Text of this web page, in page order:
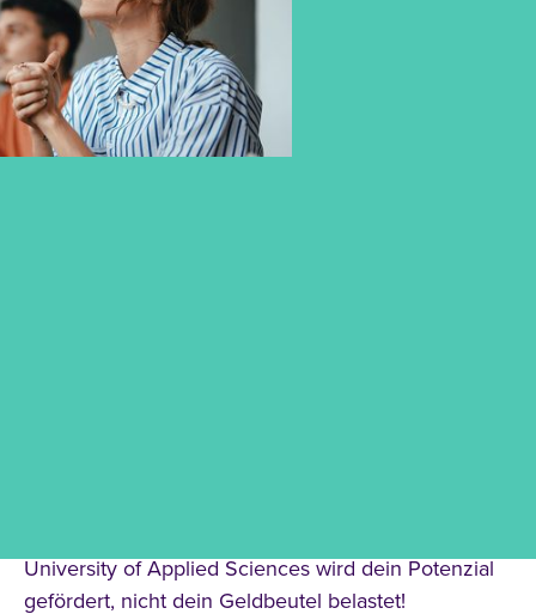
University of Applied Sciences wird dein Potenzial
gefördert, nicht dein Geldbeutel belastet!